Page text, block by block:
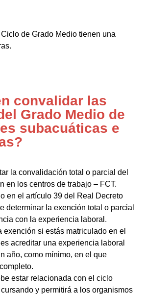
de Grado Medio tienen una
convalidar las
Grado Medio de
subacuáticas e
la convalidación total o parcial del
en los centros de trabajo – FCT.
en el artículo 39 del Real Decreto
determinar la exención total o parcial
con la experiencia laboral.
exención si estás matriculado en el
acreditar una experiencia laboral
año, como mínimo, en el que
estar relacionada con el ciclo
y permitirá a los organismos